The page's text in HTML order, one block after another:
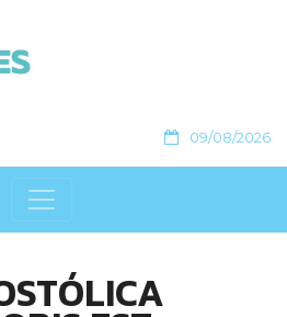
09/08/2026